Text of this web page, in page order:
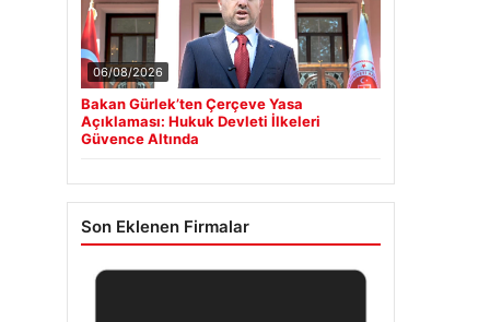
06/08/2026
Bakan Gürlek’ten Çerçeve Yasa
Açıklaması: Hukuk Devleti İlkeleri
Güvence Altında
Son Eklenen Firmalar